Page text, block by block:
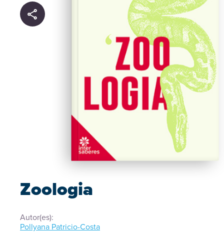
Zoologia
Autor(es):
Pollyana Patricio-Costa